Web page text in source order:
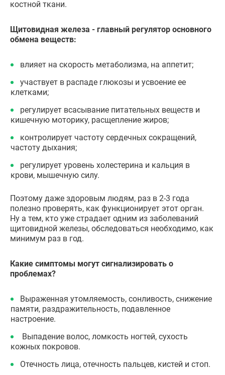
костной ткани.
Щитовидная железа - главный регулятор основного
обмена веществ:
влияет на скорость метаболизма, на аппетит;
участвует в распаде глюкозы и усвоение ее
клетками;
регулирует всасывание питательных веществ и
кишечную моторику, расщепление жиров;
контролирует частоту сердечных сокращений,
частоту дыхания;
регулирует уровень холестерина и кальция в
крови, мышечную силу.
Поэтому даже здоровым людям, раз в 2-3 года
полезно проверять, как функционирует этот орган.
Ну а тем, кто уже страдает одним из заболеваний
щитовидной железы, обследоваться необходимо, как
минимум раз в год.
Какие симптомы могут сигнализировать о
проблемах?
Выраженная утомляемость, сонливость, снижение
памяти, раздражительность, подавленное
настроение.
Выпадение волос, ломкость ногтей, сухость
кожных покровов.
Отечность лица, отечность пальцев, кистей и стоп.